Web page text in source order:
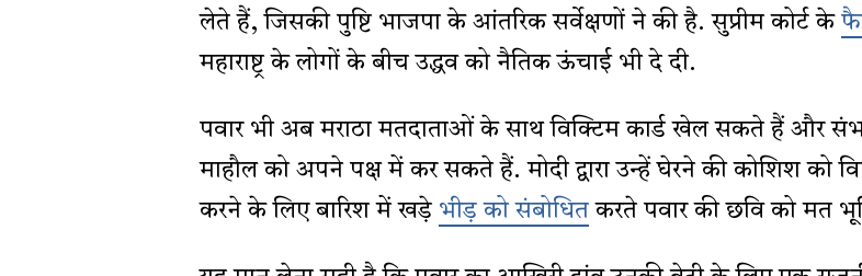
लेते हैं, जिसकी पुष्टि भाजपा के आंतरिक सर्वेक्षणों ने की है. सुप्रीम कोर्ट के
महाराष्ट्र के लोगों के बीच उद्धव को नैतिक ऊंचाई भी दे दी.
पवार भी अब मराठा मतदाताओं के साथ विक्टिम कार्ड खेल सकते हैं और
माहौल को अपने पक्ष में कर सकते हैं. मोदी द्वारा उन्हें घेरने की कोशिश को
करने के लिए बारिश में खड़े भीड़ को संबोधितकरते पवार की छवि को मत